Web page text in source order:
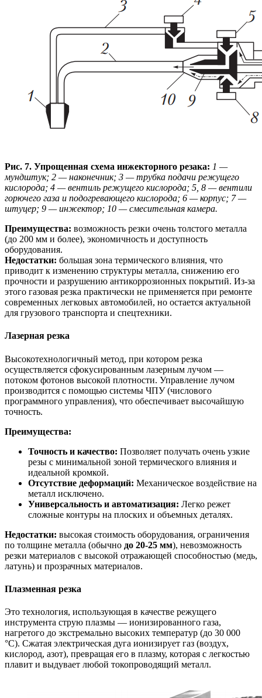
Рис. 7. Упрощенная схема инжекторного резака: 1 —
мундштук; 2 — наконечник; 3 — трубка подачи режущего
кислорода; 4 — вентиль режущего кислорода; 5, 8 — вентили
горючего газа и подогревающего кислорода; 6 — корпус; 7 —
штуцер; 9 — инжектор; 10 — смесительная камера.
Преимущества: возможность резки очень толстого металла
(до 200 мм и более), экономичность и доступность
оборудования.
Недостатки: большая зона термического влияния, что
приводит к изменению структуры металла, снижению его
прочности и разрушению антикоррозионных покрытий. Из-за
этого газовая резка практически не применяется при ремонте
современных легковых автомобилей, но остается актуальной
для грузового транспорта и спецтехники.
Лазерная резка
Высокотехнологичный метод, при котором резка
осуществляется сфокусированным лазерным лучом —
потоком фотонов высокой плотности. Управление лучом
производится с помощью системы ЧПУ (числового
программного управления), что обеспечивает высочайшую
точность.
Преимущества:
Точность и качество: Позволяет получать очень узкие
резы с минимальной зоной термического влияния и
идеальной кромкой.
Отсутствие деформаций: Механическое воздействие на
металл исключено.
Универсальность и автоматизация: Легко режет
сложные контуры на плоских и объемных деталях.
Недостатки: высокая стоимость оборудования, ограничения
по толщине металла (обычно до 20-25 мм), невозможность
резки материалов с высокой отражающей способностью (медь,
латунь) и прозрачных материалов.
Плазменная резка
Это технология, использующая в качестве режущего
инструмента струю плазмы — ионизированного газа,
нагретого до экстремально высоких температур (до 30 000
°C). Сжатая электрическая дуга ионизирует газ (воздух,
кислород, азот), превращая его в плазму, которая с легкостью
плавит и выдувает любой токопроводящий металл.